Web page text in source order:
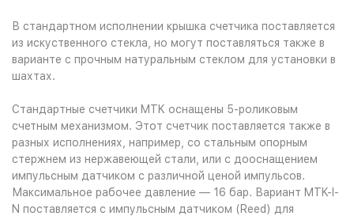
В стандартном исполнении крышка счетчика поставляется
из искуственного стекла, но могут поставляться также в
варианте с прочным натуральным стеклом для установки в
шахтах.
Стандартные счетчики MTK оснащены 5-роликовым
счетным механизмом. Этот счетчик поставляется также в
разных исполнениях, например, со стальным опорным
стержнем из нержавеющей стали, или с дооснащением
импульсным датчиком с различной ценой импульсов.
Максимальное рабочее давление — 16 бар. Вариант MTK-I-
N поставляется с импульсным датчиком (Reed) для